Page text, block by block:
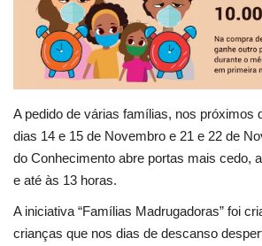
Estatuto Editorial
Saúde
Ficha técnica
Cultura
Lazer
A pedido de várias famílias, nos próximos
dias 14 e 15 de Novembro e 21 e 22 de
do Conhecimento abre portas mais cedo,
e até às 13 horas.
A iniciativa “Famílias Madrugadoras” foi
crianças que nos dias de descanso